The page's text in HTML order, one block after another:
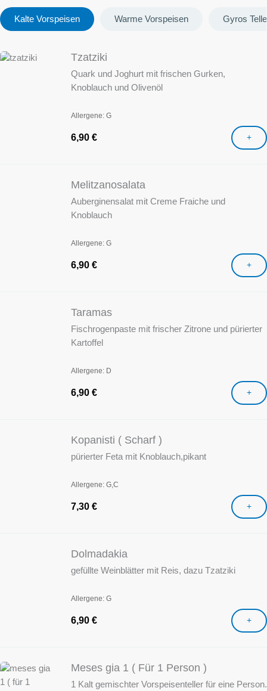
Kalte Vorspeisen Warme Vorspeisen Gyros
Tzatziki
Quark und Joghurt mit frischen Gurken,
Knoblauch und Olivenöl
Allergene: G
6,90 € +
Melitzanosalata
Auberginensalat mit Creme Fraiche und
Knoblauch
Allergene: G
6,90 € +
Taramas
Fischrogenpaste mit frischer Zitrone und pürierter
Kartoffel
Allergene: D
6,90 € +
Kopanisti ( Scharf )
pürierter Feta mit Knoblauch,pikant
Allergene: G,C
7,30 € +
Dolmadakia
gefüllte Weinblätter mit Reis, dazu Tzatziki
Allergene: G
6,90 € +
Meses gia 1 ( Für 1 Person )
1 Kalt gemischter Vorspeisenteller für eine Person.